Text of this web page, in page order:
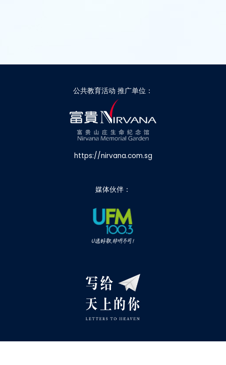
公共教育活动 推广单位：
https://nirvana.com.sg
媒体伙伴：